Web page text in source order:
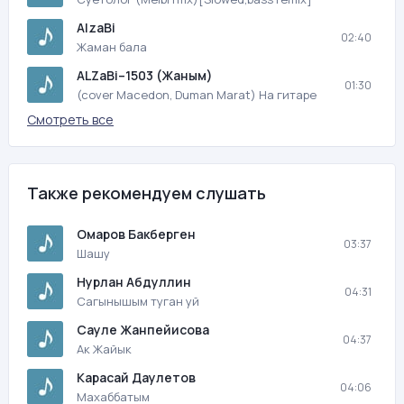
AlzaBi
Жаман бала
02:40
ALZaBi–1503 (Жаным)
(cover Macedon, Duman Marat) На гитаре
01:30
Смотреть все
Также рекомендуем слушать
Омаров Бакберген
Шашу
03:37
Нурлан Абдуллин
Сагынышым туган уй
04:31
Сауле Жанпейисова
Ак Жайык
04:37
Карасай Даулетов
Махаббатым
04:06